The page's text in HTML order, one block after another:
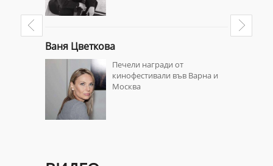
Ваня Цветкова
Печели награди от
кинофестивали във Варна и
Москва